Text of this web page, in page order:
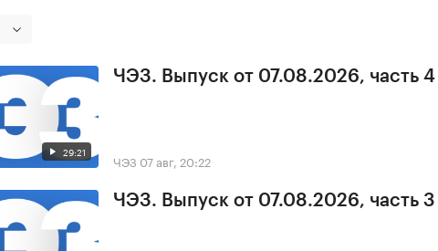
29:21
ЧЭЗ. Выпуск от 07.08.2026, часть 4
ЧЭЗ 07 авг, 20:22
ЧЭЗ. Выпуск от 07.08.2026, часть 3